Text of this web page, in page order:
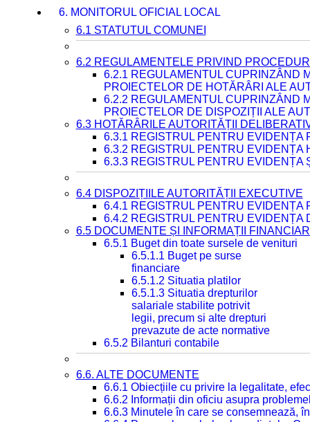
6. MONITORUL OFICIAL LOCAL
6.1 STATUTUL COMUNEI
6.2 REGULAMENTELE PRIVIND
6.2.1 REGULAMENTUL CUPRINZÂND
PROIECTELOR DE HOTĂRÂRI ALE
6.2.2 REGULAMENTUL CUPRINZÂND
PROIECTELOR DE DISPOZIȚII ALE
6.3 HOTĂRÂRILE AUTORITĂȚII
6.3.1 REGISTRUL PENTRU EVIDENȚA
6.3.2 REGISTRUL PENTRU EVIDENȚA
6.3.3 REGISTRUL PENTRU EVIDENȚA
6.4 DISPOZIȚIILE AUTORITĂȚII EXECUTIVE
6.4.1 REGISTRUL PENTRU EVIDENȚA
6.4.2 REGISTRUL PENTRU EVIDENȚA
6.5 DOCUMENTE ȘI INFORMAȚII
6.5.1 Buget din toate sursele de venituri
6.5.1.1 Buget pe surse
financiare
6.5.1.2 Situatia platilor
6.5.1.3 Situatia drepturilor
salariale stabilite potrivit
legii, precum si alte drepturi
prevazute de acte normative
6.5.2 Bilanturi contabile
6.6. ALTE DOCUMENTE
6.6.1 Obiecțiile cu privire la legalitate,
6.6.2 Informații din oficiu asupra
6.6.3 Minutele în care se consemnează,